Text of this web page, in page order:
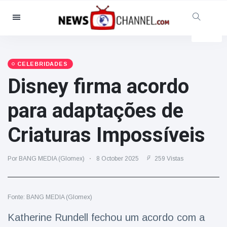
Categorias
Social & Diversão
Cinema & TV
(81)
Celebridades
(13938)
Moda e Beleza
(122)
(5997)
Comida e bebida
Estilo de Vida
Saúde e Aptidão Física
(73)
CELEBRIDADES
Disney firma acordo
para adaptações de
Criaturas Impossíveis
Por BANG MEDIA (Glomex) 8 October 2025 259 Vistas
Fonte: BANG MEDIA (Glomex)
Katherine Rundell fechou um acordo com a